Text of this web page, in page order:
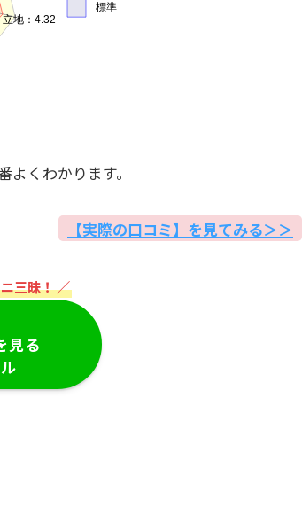
立地：4.32
標準
よくわかります。
【実際の口コミ】を見てみる＞＞
三昧！ ／
見る